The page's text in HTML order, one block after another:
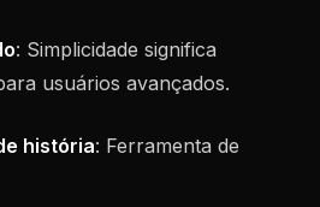
: Simplicidade significa
usuários avançados.
história: Ferramenta de